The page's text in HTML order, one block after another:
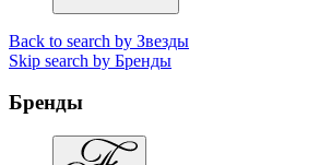
Back to search by Звезды
Skip search by Бренды
Бренды